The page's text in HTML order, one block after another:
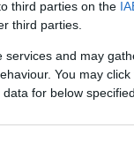
third parties on the
third parties.
services and may
You may
for below